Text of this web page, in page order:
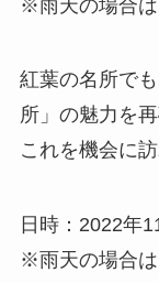
※雨天の場合
紅葉の名所で
所」の魅力を
これを機会に
日時：2022年
※雨天の場合